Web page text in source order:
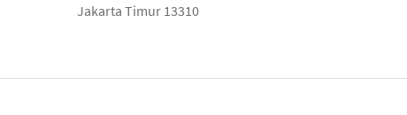
Jakarta Timur 13310